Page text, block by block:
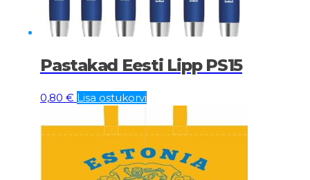
Pastakad Eesti Lipp PS15
0,80 € Lisa ostukorvi